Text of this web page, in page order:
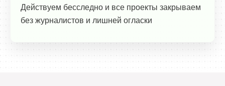
Действуем бесследно и все проекты закрываем
без журналистов и лишней огласки